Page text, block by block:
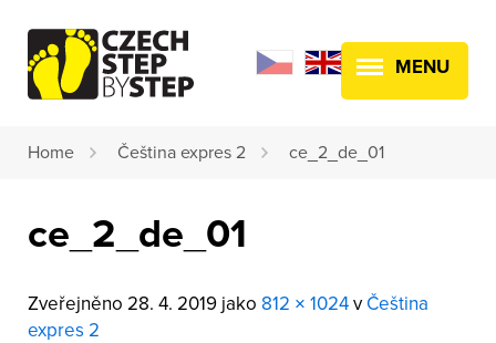
MENU
Home Čeština expres 2 ce_2_de_01
ce_2_de_01
Zveřejněno 28. 4. 2019 jako 812 × 1024v Čeština
expres 2